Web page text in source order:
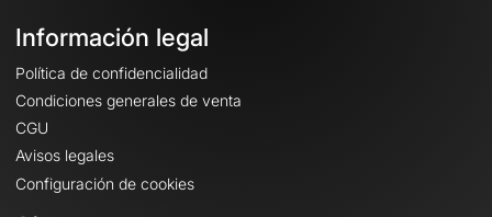
Información legal
Política de confidencialidad
Condiciones generales de venta
CGU
Avisos legales
Configuración de cookies